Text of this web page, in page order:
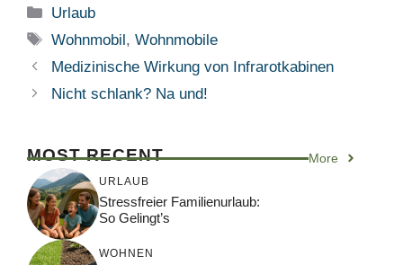
Kategorien
Urlaub
Schlagwörter
Wohnmobil,Wohnmobile
Medizinische Wirkung von Infrarotkabinen
Nicht schlank? Na und!
MOST RECENT More
URLAUB
Stressfreier Familienurlaub:
So Gelingt’s
WOHNEN